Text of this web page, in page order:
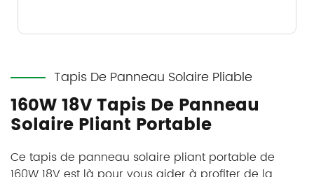
Tapis De Panneau Solaire Pliable
160W 18V Tapis De Panneau
Solaire Pliant Portable
Ce tapis de panneau solaire pliant portable de